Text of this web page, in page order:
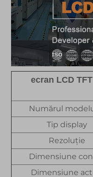
ecran LCD
Numărul
Tip display
Rezoluție
Dimensiune
Dimensiune